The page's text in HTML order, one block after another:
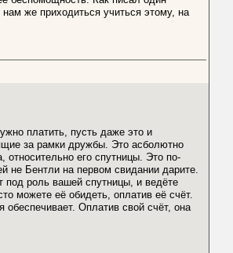
же приходиться учиться этому, на
платить, пусть даже это и
за рамки дружбы. Это асболютно
относительно его спутницы. Это по-
Бентли на первом свидании дарите.
под роль вашей спутницы, и ведёте
можете её обидеть, оплатив её счёт.
Оплатив свой счёт, она